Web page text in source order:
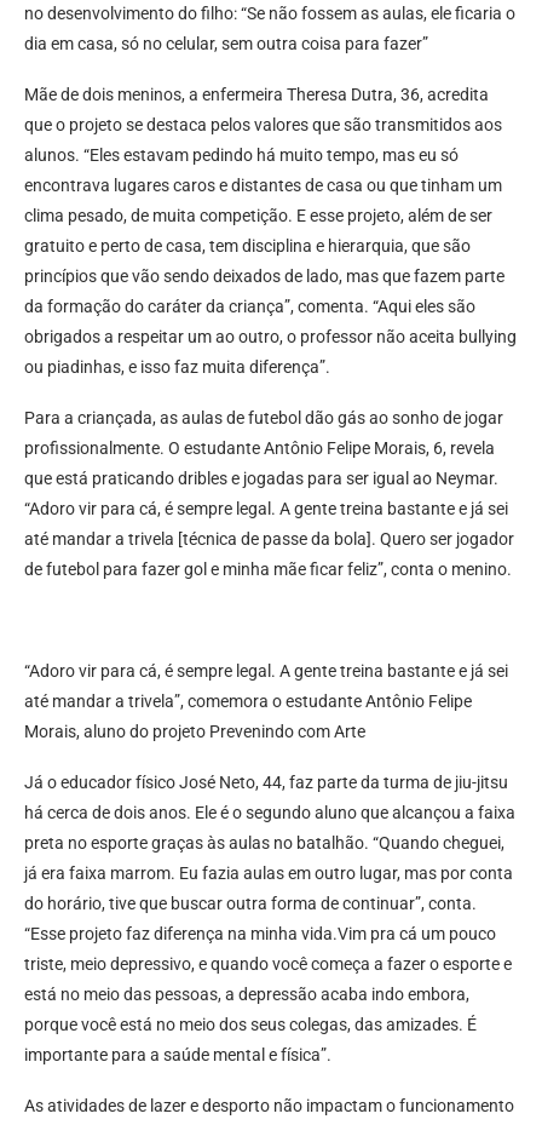
no desenvolvimento do filho: “Se não fossem as aulas, ele ficaria o
dia em casa, só no celular, sem outra coisa para fazer”
Mãe de dois meninos, a enfermeira Theresa Dutra, 36, acredita
que o projeto se destaca pelos valores que são transmitidos aos
alunos. “Eles estavam pedindo há muito tempo, mas eu só
encontrava lugares caros e distantes de casa ou que tinham um
clima pesado, de muita competição. E esse projeto, além de ser
gratuito e perto de casa, tem disciplina e hierarquia, que são
princípios que vão sendo deixados de lado, mas que fazem parte
da formação do caráter da criança”, comenta. “Aqui eles são
obrigados a respeitar um ao outro, o professor não aceita bullying
ou piadinhas, e isso faz muita diferença”.
Para a criançada, as aulas de futebol dão gás ao sonho de jogar
profissionalmente. O estudante Antônio Felipe Morais, 6, revela
que está praticando dribles e jogadas para ser igual ao Neymar.
“Adoro vir para cá, é sempre legal. A gente treina bastante e já sei
até mandar a trivela [técnica de passe da bola]. Quero ser jogador
de futebol para fazer gol e minha mãe ficar feliz”, conta o menino.
“Adoro vir para cá, é sempre legal. A gente treina bastante e já sei
até mandar a trivela”, comemora o estudante Antônio Felipe
Morais, aluno do projeto Prevenindo com Arte
Já o educador físico José Neto, 44, faz parte da turma de jiu-jitsu
há cerca de dois anos. Ele é o segundo aluno que alcançou a faixa
preta no esporte graças às aulas no batalhão. “Quando cheguei,
já era faixa marrom. Eu fazia aulas em outro lugar, mas por conta
do horário, tive que buscar outra forma de continuar”, conta.
“Esse projeto faz diferença na minha vida.Vim pra cá um pouco
triste, meio depressivo, e quando você começa a fazer o esporte e
está no meio das pessoas, a depressão acaba indo embora,
porque você está no meio dos seus colegas, das amizades. É
importante para a saúde mental e física”.
As atividades de lazer e desporto não impactam o funcionamento